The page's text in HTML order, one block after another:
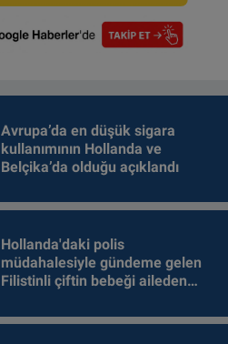
Avrupa’da en düşük sigara
kullanımının Hollanda ve
Belçika’da olduğu açıklandı
Hollanda'daki polis
müdahalesiyle gündeme gelen
Filistinli çiftin bebeği aileden